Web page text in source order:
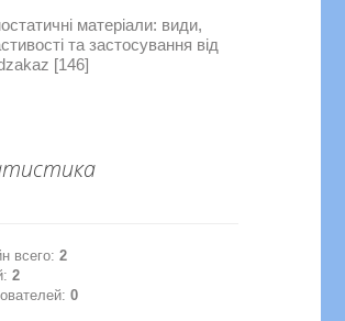
матеріали: види,
та застосування від
[146]
всего:2
2
0